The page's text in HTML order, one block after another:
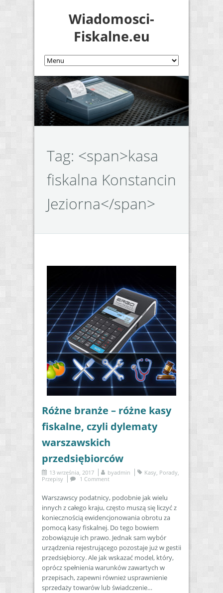
Wiadomosci-
Fiskalne.eu
Tag: <span>kasa
fiskalna Konstancin
Jeziorna</span>
Różne branże – różne kasy
fiskalne, czyli dylematy
warszawskich
przedsiębiorców
13 września, 2017 byadmin Kasy, Porady,
Przepisy
1 Comment
Warszawscy podatnicy, podobnie jak wielu
innych z całego kraju, często muszą się liczyć z
koniecznością ewidencjonowania obrotu za
pomocą kasy fiskalnej. Do tego bowiem
zobowiązuje ich prawo. Jednak sam wybór
urządzenia rejestrującego pozostaje już w gestii
przedsiębiorcy. Ale jak wskazać model, który,
oprócz spełnienia warunków zawartych w
przepisach, zapewni również usprawnienie
sprzedaży towarów lub świadczenie…